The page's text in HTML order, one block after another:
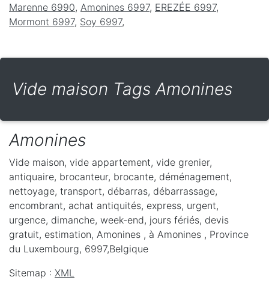
Marenne 6990, Amonines 6997, EREZÉE 6997,
Mormont 6997, Soy 6997,
Vide maison Tags Amonines
Amonines
Vide maison, vide appartement, vide grenier,
antiquaire, brocanteur, brocante, déménagement,
nettoyage, transport, débarras, débarrassage,
encombrant, achat antiquités, express, urgent,
urgence, dimanche, week-end, jours fériés, devis
gratuit, estimation, Amonines , à Amonines , Province
du Luxembourg, 6997,Belgique
Sitemap : XML